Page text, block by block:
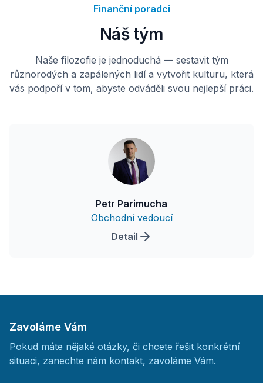
Finanční poradci
Náš tým
Naše filozofie je jednoduchá — sestavit tým
různorodých a zapálených lidí a vytvořit kulturu, která
vás podpoří v tom, abyste odváděli svou nejlepší práci.
Petr Parimucha
Obchodní vedoucí
Detail
Zavoláme Vám
Pokud máte nějaké otázky, či chcete řešit konkrétní
situaci, zanechte nám kontakt, zavoláme Vám.